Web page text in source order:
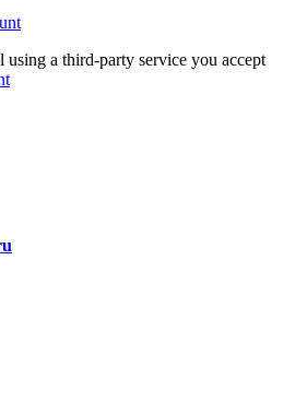
a third-party service you accept